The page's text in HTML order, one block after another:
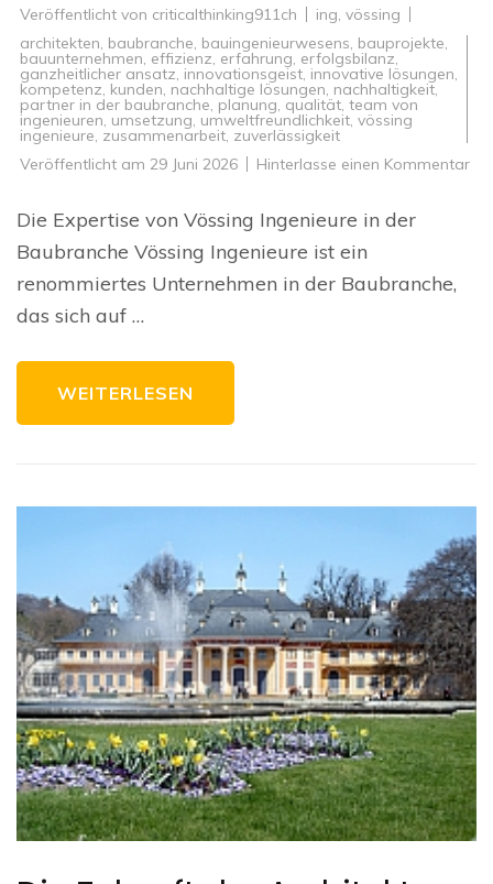
Veröffentlicht von criticalthinking911ch ing, vössing
architekten, baubranche, bauingenieurwesens, bauprojekte,
bauunternehmen, effizienz, erfahrung, erfolgsbilanz,
ganzheitlicher ansatz, innovationsgeist, innovative lösungen,
kompetenz, kunden, nachhaltige lösungen, nachhaltigkeit,
partner in der baubranche, planung, qualität, team von
ingenieuren, umsetzung, umweltfreundlichkeit, vössing
ingenieure, zusammenarbeit, zuverlässigkeit
Veröffentlicht am 29 Juni 2026 Hinterlasse einen Kommentarzu
Die Expertise von Vössing Ingenieure in der
Baubranche Vössing Ingenieure ist ein
renommiertes Unternehmen in der Baubranche,
das sich auf …
WEITERLESEN